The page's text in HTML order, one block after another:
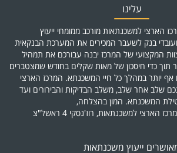
עלינו
הארצי למשכנתאות מורכב ממומחי ייעוץ
בנק לשעבר המכירים את המערכת הבנקאית
המקצועי של המרכז יבנה עבורכם את תמהיל
כדי חיסכון של מאות שקלים בחודש שמצטברים
יותר במהלך כל חיי המשכנתא. המרכז הארצי
שלב אחר שלב, משלב הבדיקות והבירורים ועד
המשכנתא. המון בהצלחה,
הארצי למשכנתאות, רוז'נסקי 4 ראשל"צ
ייעוץ משכנתאות